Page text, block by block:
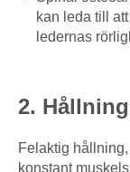
kan leda till
ledernas
2.
Felaktig
konstant